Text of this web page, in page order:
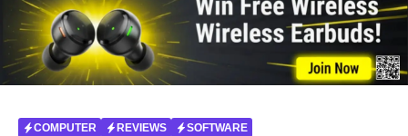
COMPUTER REVIEWS SOFTWARE